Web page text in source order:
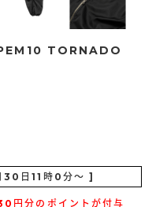
TORNADO
円分のポイントが付与
日11時0分～ ]